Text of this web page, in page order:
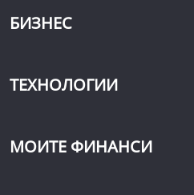
БИЗНЕС
ТЕХНОЛОГИИ
МОИТЕ ФИНАНСИ